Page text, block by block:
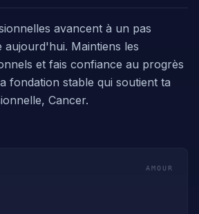
avancent à un pas
aujourd'hui. Maintiens les
et fais confiance au progrès
fondation stable qui soutient ta
Cancer.
AMOUR